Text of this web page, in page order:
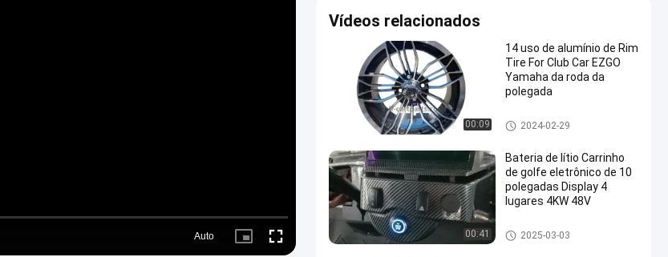
Auto
Picture- Fullscreen
Vídeos relacionados
00:09
14 uso de alumínio de Rim
Tire For Club Car EZGO
Yamaha da roda da
polegada
Tampas de roda do carrinho d
e golfe
2024-02-29
00:41
Bateria de lítio Carrinho
de golfe eletrônico de 10
polegadas Display 4
lugares 4KW 48V
Carrinho de golfe elétrico
2025-03-03